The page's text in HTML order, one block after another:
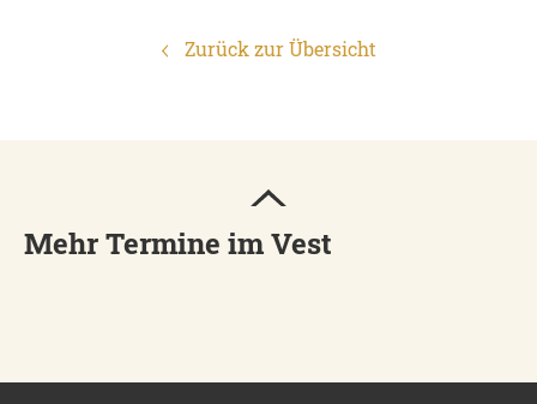
Zurück zur Übersicht
Mehr Termine im Vest